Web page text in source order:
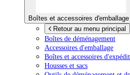
Boîtes et accessoires d'emballage
Retour au menu principal
Boîtes de déménagement
Accessoires d'emballage
Boîtes et accessoires
Housses et sacs